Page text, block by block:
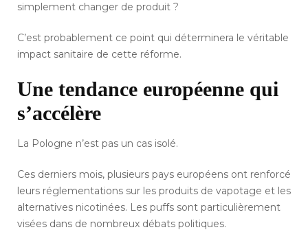
simplement changer de produit ?
C’est probablement ce point qui déterminera le véritable
impact sanitaire de cette réforme.
Une tendance européenne qui
s’accélère
La Pologne n’est pas un cas isolé.
Ces derniers mois, plusieurs pays européens ont renforcé
leurs réglementations sur les produits de vapotage et les
alternatives nicotinées. Les puffs sont particulièrement
visées dans de nombreux débats politiques.